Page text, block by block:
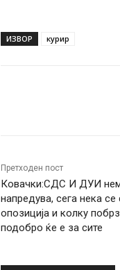
ИЗВОР курир
Претходен пост
Ковачки:СДС И ДУИ
напредува, сега нека
опозиција и колку
подобро ќе е за сите